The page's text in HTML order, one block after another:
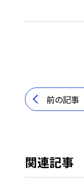
前の記事
関連記事